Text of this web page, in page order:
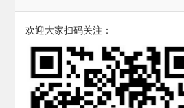
欢迎大家扫码关注：